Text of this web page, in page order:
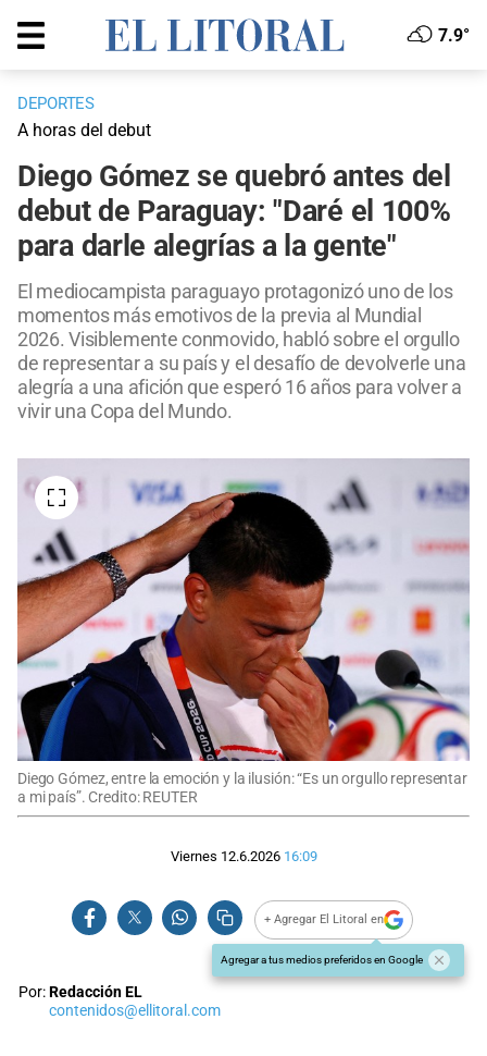
7.9°
DEPORTES
A horas del debut
Diego Gómez se quebró antes del
debut de Paraguay: "Daré el 100%
para darle alegrías a la gente"
El mediocampista paraguayo protagonizó uno de los
momentos más emotivos de la previa al Mundial
2026. Visiblemente conmovido, habló sobre el orgullo
de representar a su país y el desafío de devolverle una
alegría a una afición que esperó 16 años para volver a
vivir una Copa del Mundo.
Diego Gómez, entre la emoción y la ilusión: “Es un orgullo representar
a mi país”. Credito: REUTER
Viernes 12.6.2026 16:09
+ Agregar El Litoral en
Agregar a tus medios preferidos en Google
Por:Redacción EL
contenidos@ellitoral.com